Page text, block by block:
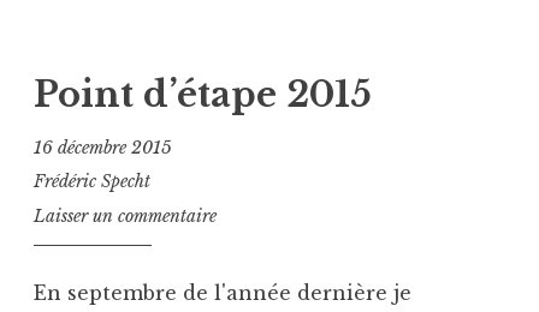
b
l
i
d
a
n
s
g
u
é
h
r
o
n
Point d’étape 2015
16 décembre 2015
Frédéric Specht
Laisser un commentaire
En septembre de l'année dernière je